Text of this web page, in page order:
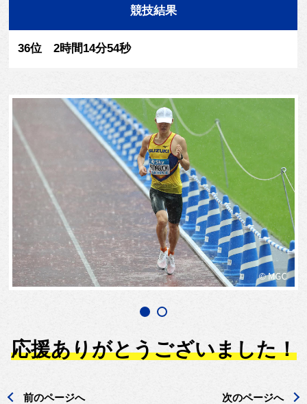
競技結果
36位 2時間14分54秒
応援ありがとうございました！
前のページへ 次のページへ